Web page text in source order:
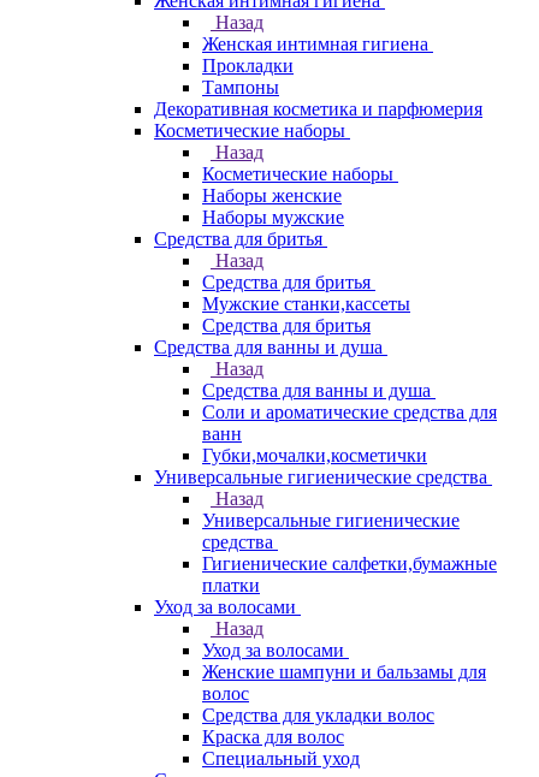
Назад
Женская интимная гигиена
Прокладки
Тампоны
Декоративная косметика и парфюмерия
Косметические наборы
Назад
Косметические наборы
Наборы женские
Наборы мужские
Средства для бритья
Назад
Средства для бритья
Мужские станки,кассеты
Средства для бритья
Средства для ванны и душа
Назад
Средства для ванны и душа
Соли и ароматические средства для
ванн
Губки,мочалки,косметички
Универсальные гигиенические средства
Назад
Универсальные гигиенические
средства
Гигиенические салфетки,бумажные
платки
Уход за волосами
Назад
Уход за волосами
Женские шампуни и бальзамы для
волос
Средства для укладки волос
Краска для волос
Специальный уход